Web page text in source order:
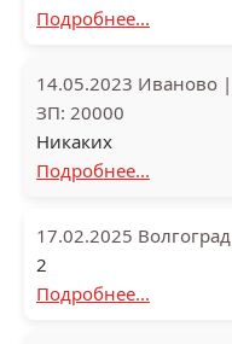
Подробнее...
14.05.2023 Иваново |
ЗП: 20000
Никаких
Подробнее...
17.02.2025 Волгоград
2
Подробнее...